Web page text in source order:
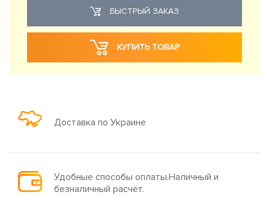
БЫСТРЫЙ ЗАКАЗ
КУПИТЬ ТОВАР
Доставка по Украине
Удобные способы оплаты.Наличный и
безналичный расчёт.